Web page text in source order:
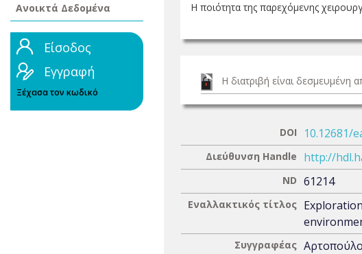
Ανοικτά Δεδομένα
Είσοδος
Εγγραφή
Ξέχασα τον κωδικό
Η ποιότητα της παρεχόμενης
Η διατριβή είναι δεσμευμένη
DOI 10.12681/
Διεύθυνση Handle http://
ND 61214
Εναλλακτικός τίτλος
Συγγραφέας